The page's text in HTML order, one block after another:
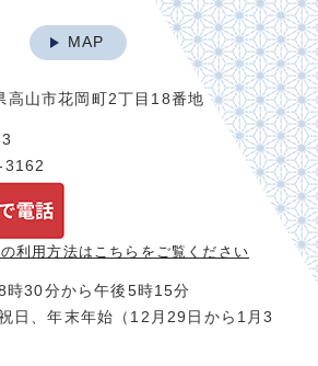
MAP
山市花岡町2丁目18番地
3162
利用方法は こちらをご覧ください
時30分から午後5時15分
日、年末年始（12月29日から1月3